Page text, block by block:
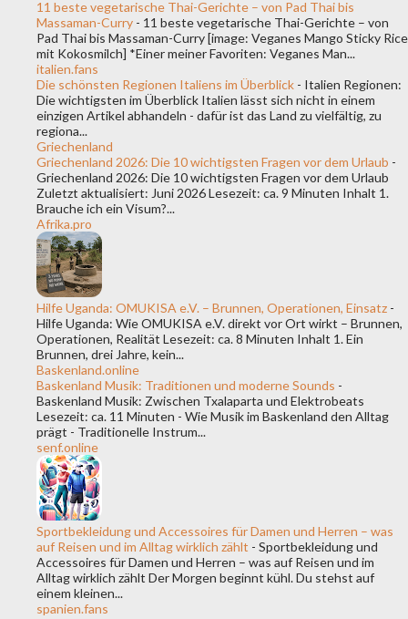
11 beste vegetarische Thai-Gerichte – von Pad Thai bis
Massaman-Curry - 11 beste vegetarische Thai-Gerichte – von
Pad Thai bis Massaman-Curry [image: Veganes Mango Sticky Rice
mit Kokosmilch] *Einer meiner Favoriten: Veganes Man...
italien.fans
Die schönsten Regionen Italiens im Überblick - Italien Regionen:
Die wichtigsten im Überblick Italien lässt sich nicht in einem
einzigen Artikel abhandeln - dafür ist das Land zu vielfältig, zu
regiona...
Griechenland
Griechenland 2026: Die 10 wichtigsten Fragen vor dem Urlaub -
Griechenland 2026: Die 10 wichtigsten Fragen vor dem Urlaub
Zuletzt aktualisiert: Juni 2026 Lesezeit: ca. 9 Minuten Inhalt 1.
Brauche ich ein Visum?...
Afrika.pro
Hilfe Uganda: OMUKISA e.V. – Brunnen, Operationen, Einsatz -
Hilfe Uganda: Wie OMUKISA e.V. direkt vor Ort wirkt – Brunnen,
Operationen, Realität Lesezeit: ca. 8 Minuten Inhalt 1. Ein
Brunnen, drei Jahre, kein...
Baskenland.online
Baskenland Musik: Traditionen und moderne Sounds -
Baskenland Musik: Zwischen Txalaparta und Elektrobeats
Lesezeit: ca. 11 Minuten - Wie Musik im Baskenland den Alltag
prägt - Traditionelle Instrum...
senf.online
Sportbekleidung und Accessoires für Damen und Herren – was
auf Reisen und im Alltag wirklich zählt - Sportbekleidung und
Accessoires für Damen und Herren – was auf Reisen und im
Alltag wirklich zählt Der Morgen beginnt kühl. Du stehst auf
einem kleinen...
spanien.fans